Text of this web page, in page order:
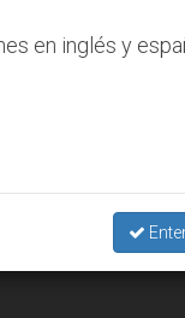
en inglés y